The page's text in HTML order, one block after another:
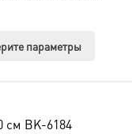
параметры
см BK-6184